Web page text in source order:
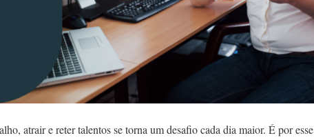
atrair e reter talentos se torna um desafio cada dia maior. É por esse